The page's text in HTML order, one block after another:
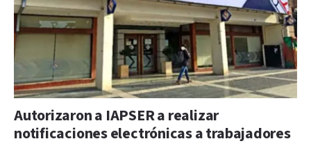
Autorizaron a IAPSER a realizar
notificaciones electrónicas a trabajadores